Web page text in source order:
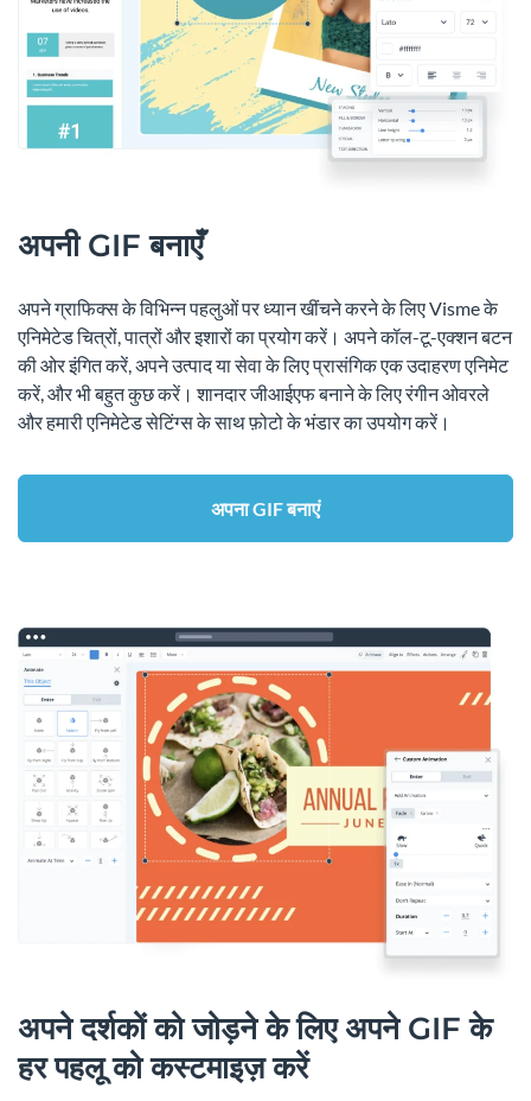
अपनी GIF बनाएँ
अपने ग्राफिक्स के विभिन्न पहलुओं पर ध्यान खींचने करने के लिए Visme के
एनिमेटेड चित्रों, पात्रों और इशारों का प्रयोग करें। अपने कॉल-टू-एक्शन बटन
की ओर इंगित करें, अपने उत्पाद या सेवा के लिए प्रासंगिक एक उदाहरण एनिमेट
करें, और भी बहुत कुछ करें। शानदार जीआईएफ बनाने के लिए रंगीन ओवरले
और हमारी एनिमेटेड सेटिंग्स के साथ फ़ोटो के भंडार का उपयोग करें।
अपना GIF बनाएं
अपने दर्शकों को जोड़ने के लिए अपने GIF के
हर पहलू को कस्टमाइज़ करें